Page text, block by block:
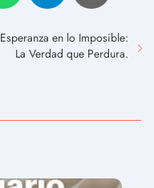
Esperanza en lo Imposible:
La Verdad que Perdura.